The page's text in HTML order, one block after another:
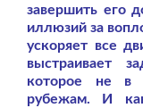
завершить его
иллюзий за
ускоряет все
выстраивает
которое не в
рубежам. И